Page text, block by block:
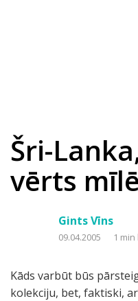
Šri-
vērts
Gints Vīns
09.04.2005 1
Kāds varbūt būs
kolekciju, bet, faktiski,